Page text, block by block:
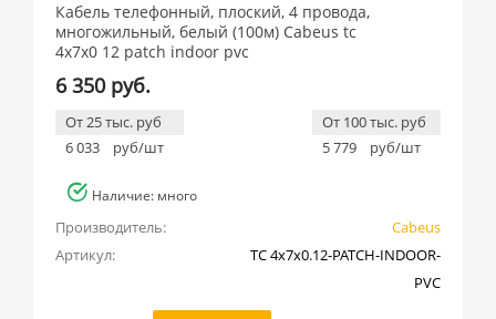
Кабель телефонный, плоский, 4 провода,
многожильный, белый (100м) Cabeus tc
4x7x0 12 patch indoor pvc
6 350 руб.
От 25 тыс. руб
6 033
руб/шт
От 100 тыс. руб
5 779
руб/шт
Наличие: много
Производитель:
Cabeus
Артикул:
TC 4x7x0.12-PATCH-INDOOR-
PVC